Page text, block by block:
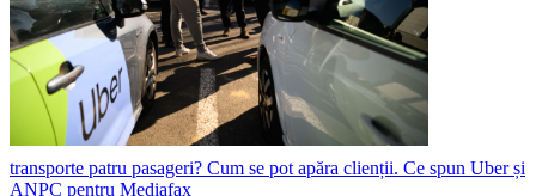
transporte patru pasageri? Cum se pot apăra clienții. Ce spun Uber și
ANPC pentru Mediafax